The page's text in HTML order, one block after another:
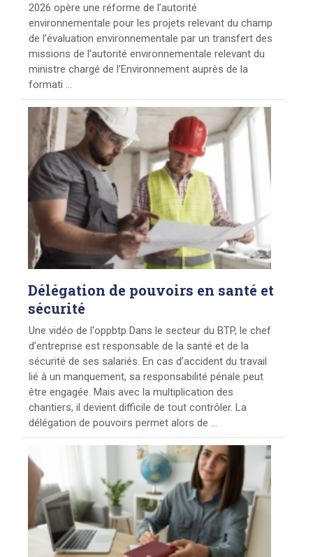
2026 opère une réforme de l’autorité
environnementale pour les projets relevant du champ
de l’évaluation environnementale par un transfert des
missions de l’autorité environnementale relevant du
ministre chargé de l’Environnement auprès de la
formati ...
Délégation de pouvoirs en santé et
sécurité
Une vidéo de l'oppbtp Dans le secteur du BTP, le chef
d’entreprise est responsable de la santé et de la
sécurité de ses salariés. En cas d’accident du travail
lié à un manquement, sa responsabilité pénale peut
être engagée. Mais avec la multiplication des
chantiers, il devient difficile de tout contrôler. La
délégation de pouvoirs permet alors de ...